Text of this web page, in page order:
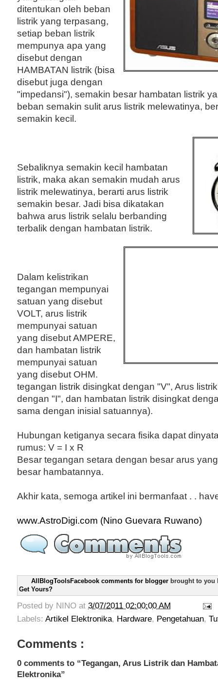
ditentukan oleh beban
listrik yang terpasang,
setiap beban listrik
mempunya apa yang
disebut dengan
HAMBATAN listrik (bisa
disebut juga dengan
"impedansi"), semakin besar hambatan listrik
beban semakin sulit arus listrik melewatinya,
semakin kecil.
Sebaliknya semakin kecil hambatan
listrik, maka akan semakin mudah arus
listrik melewatinya, berarti arus listrik
semakin besar. Jadi bisa dikatakan
bahwa arus listrik selalu berbanding
terbalik dengan hambatan listrik.
Dalam kelistrikan
tegangan mempunyai
satuan yang disebut
VOLT, arus listrik
mempunyai satuan
yang disebut AMPERE,
dan hambatan listrik
mempunyai satuan
yang disebut OHM.
tegangan listrik disingkat dengan "V", Arus
dengan "I", dan hambatan listrik disingkat
sama dengan inisial satuannya).
Hubungan ketiganya secara fisika dapat
rumus: V = I x R
Besar tegangan setara dengan besar arus
besar hambatannya.
Akhir kata, semoga artikel ini bermanfaat . .
www.AstroDigi.com (Nino Guevara Ruwano)
AllBlogToolsFacebook comments for blogger brought to you
Get Yours?
Posted by NINO at 3/07/2011 02:00:00 AM
Labels: Artikel Elektronika, Hardware, Pengetahuan,
Comments :
0 comments to “Tegangan, Arus Listrik dan
Elektronika”